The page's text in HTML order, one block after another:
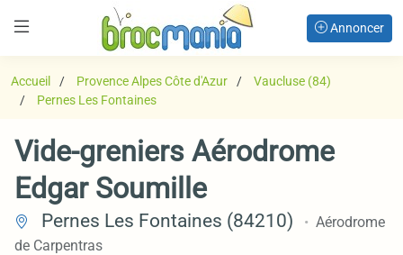
Annoncer
Accueil Provence Alpes Côte d'Azur
Vaucluse (84)
Pernes Les Fontaines
Vide-greniers Aérodrome
Edgar Soumille
Pernes Les Fontaines (84210)
Aérodrome
de Carpentras